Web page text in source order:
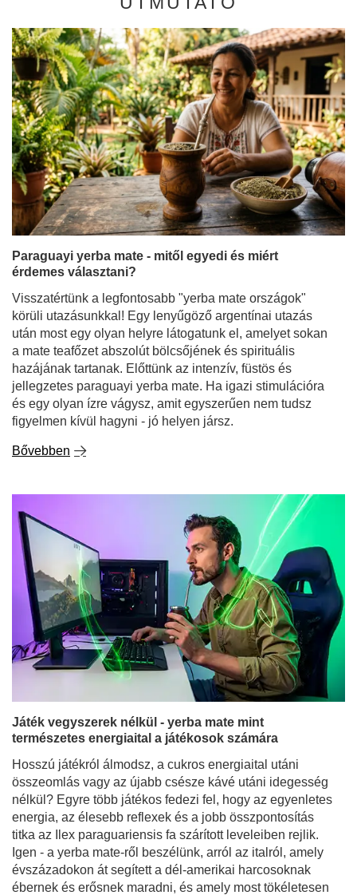
Paraguayi yerba mate - mitől egyedi és miért
érdemes választani?
Visszatértünk a legfontosabb "yerba mate országok"
körüli utazásunkkal! Egy lenyűgöző argentínai utazás
után most egy olyan helyre látogatunk el, amelyet sokan
a mate teafőzet abszolút bölcsőjének és spirituális
hazájának tartanak. Előttünk az intenzív, füstös és
jellegzetes paraguayi yerba mate. Ha igazi stimulációra
és egy olyan ízre vágysz, amit egyszerűen nem tudsz
figyelmen kívül hagyni - jó helyen jársz.
Bővebben
Játék vegyszerek nélkül - yerba mate mint
természetes energiaital a játékosok számára
Hosszú játékról álmodsz, a cukros energiaital utáni
összeomlás vagy az újabb csésze kávé utáni idegesség
nélkül? Egyre több játékos fedezi fel, hogy az egyenletes
energia, az élesebb reflexek és a jobb összpontosítás
titka az Ilex paraguariensis fa szárított leveleiben rejlik.
Igen - a yerba mate-ről beszélünk, arról az italról, amely
évszázadokon át segített a dél-amerikai harcosoknak
ébernek és erősnek maradni, és amely most tökéletesen